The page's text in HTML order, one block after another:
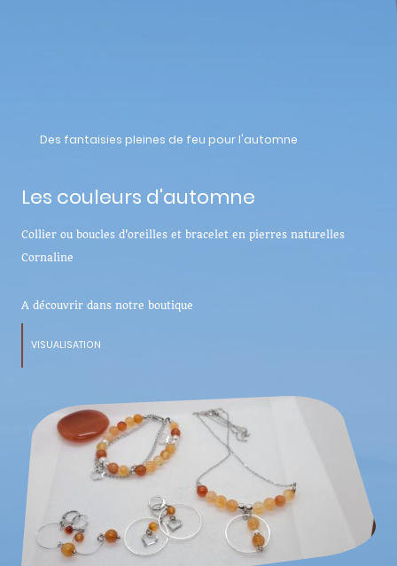
Des fantaisies pleines de feu pour l'automne
Les couleurs d'automne
Collier ou boucles d'oreilles et bracelet en pierres naturelles
Cornaline
A découvrir dans notre boutique
VISUALISATION